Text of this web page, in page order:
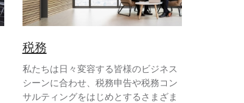
税務
私たちは日々変容する皆様のビジネス
シーンに合わせ、税務申告や税務コン
サルティングをはじめとするさまざま